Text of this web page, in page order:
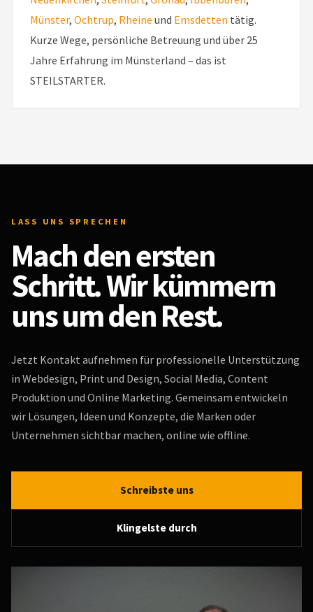
Münster, Ochtrup, Rheine und Emsdetten tätig.
Kurze Wege, persönliche Betreuung und über 25
Jahre Erfahrung im Münsterland – das ist
STEILSTARTER.
LASS UNS SPRECHEN
Mach den ersten
Schritt. Wir kümmern
uns um den Rest.
Jetzt Kontakt aufnehmen für professionelle Unterstützung
in Webdesign, Print und Design, Social Media, Content
Produktion und Online Marketing. Gemeinsam entwickeln
wir Lösungen, Ideen und Konzepte, die Marken oder
Unternehmen sichtbar machen, online wie offline.
Schreibste uns
Klingelste durch